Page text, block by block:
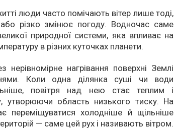
люди часто помічають вітер лише тоді,
різко змінює погоду. Водночас саме
природної системи, яка впливає на
в різних куточках планети.
нерівномірне нагрівання поверхні Землі
Коли одна ділянка суші чи води
повітря над нею стає теплим і
утворюючи область низького тиску. На
переміщуватися холодніше й щільніше
— саме цей рух і називають вітром.